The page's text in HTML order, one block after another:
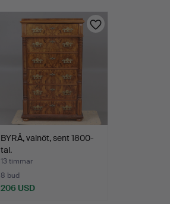
BYRÅ, valnöt, sent 1800-
tal.
13 timmar
8 bud
206 USD